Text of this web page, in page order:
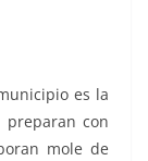
es la
preparan con
mole de